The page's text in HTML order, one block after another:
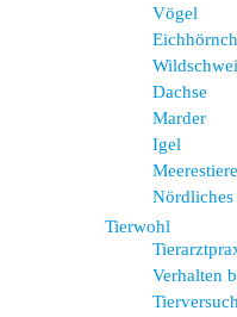
Vögel
Dachse
Marder
Igel
Meerestiere
Nördliches
Tierwohl
Verhalten